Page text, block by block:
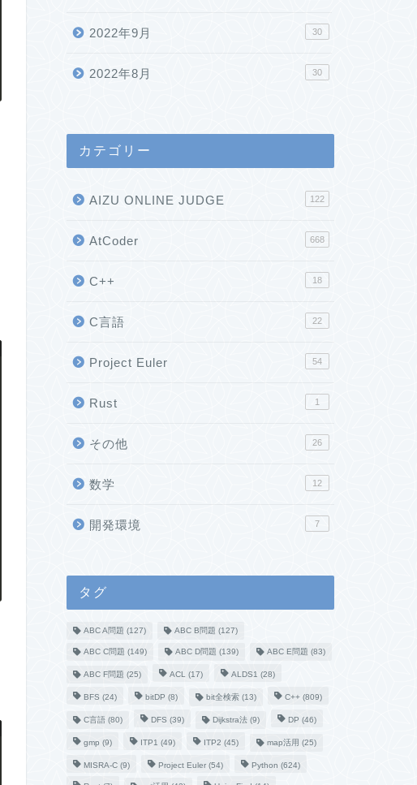
2022年9月 30
2022年8月 30
カテゴリー
AIZU ONLINE JUDGE 122
AtCoder 668
C++ 18
C言語 22
Project Euler 54
Rust 1
その他 26
数学 12
開発環境 7
タグ
ABC A問題 (127) ABC B問題 (127)
ABC C問題 (149) ABC D問題 (139) ABC E問題 (83)
ABC F問題 (25) ACL (17) ALDS1 (28)
BFS (24) bitDP (8) bit全検索(13) C++(809)
C言語(80) DFS (39) Dijkstra法(9) DP (46)
gmp (9) ITP1 (49) ITP2 (45) map活用 (25)
MISRA-C(9) Project Euler(54) Python (624)